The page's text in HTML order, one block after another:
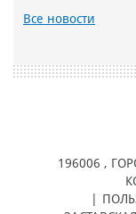
Все новости
196006 ,